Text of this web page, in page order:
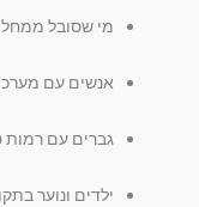
מי שסובל
אנשים עם
גברים עם רמות
ילדים ונוער